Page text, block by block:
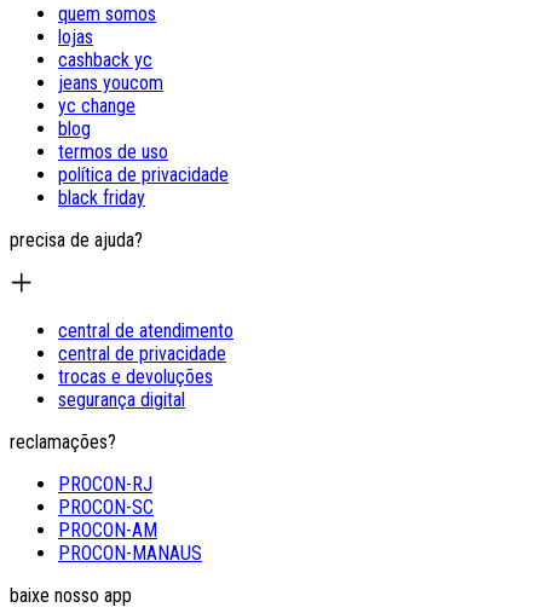
quem somos
lojas
cashback yc
jeans youcom
yc change
blog
termos de uso
política de privacidade
black friday
precisa de ajuda?
central de atendimento
central de privacidade
trocas e devoluções
segurança digital
reclamações?
PROCON-RJ
PROCON-SC
PROCON-AM
PROCON-MANAUS
baixe nosso app